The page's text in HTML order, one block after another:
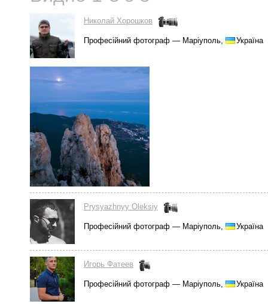
Николай Хорошков
Професійний фотограф — Маріуполь, Україна
Prysyazhnyy Oleksiy
Професійний фотограф — Маріуполь, Україна
Игорь Фатеев
Професійний фотограф — Маріуполь, Україна